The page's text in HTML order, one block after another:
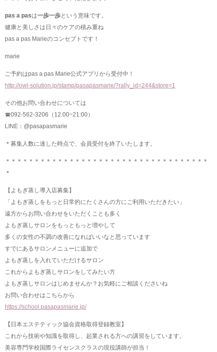
pas a pasは一歩一歩という意味です。
健康と美しさは日々のケアの積み重ね
pas a pas Marieのコンセプトです！
marie
ご予約はpas a pas Marie公式アプリから受付中！
http://owl-solution.jp/stamp/pasapasmarie/?rally_id=244&store=1
その他お問い合わせについては
☎︎092-562-3206（12:00~21:00）
LINE：@pasapasmarie
＊募集人数に達した時点で、会員受付を終了いたします。
＊＊＊＊＊＊＊＊＊＊＊＊＊＊＊＊＊＊＊＊＊＊＊＊＊＊＊＊＊＊＊＊＊＊＊
＊
【よもぎ蒸し導入店募集】
「よもぎ蒸しをもっと日常的にたくさんの方にご利用いただきたい」
遠方からお問い合わせをいただくことも多く
よもぎ蒸しサロンをもっともっと増やして
多くの女性の不調の改善になればいいなと思っています
すでにあるサロンメニューに追加で
よもぎ蒸しを入れていただけるサロン
これからよもぎ蒸しサロンをしてみたい方
よもぎ蒸しサロンはじめませんか？お気軽にご相談くださいね
お問い合わせはこちらから
https://school.pasapasmarie.jp/
【日本エステティック協会資格取得登録教室】
これから技術や知識を取得し、起業される方への講習をしています。
美容専門学校国際ライセンスクラスの現役講師が担当！